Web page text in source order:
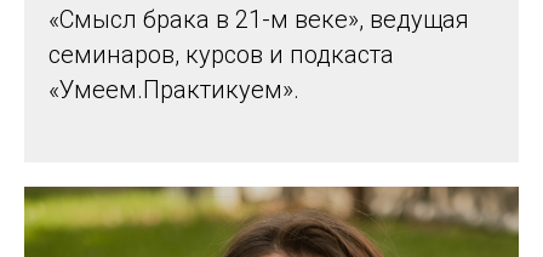
«Смысл брака в 21-м веке», ведущая
семинаров, курсов и подкаста
«Умеем.Практикуем».